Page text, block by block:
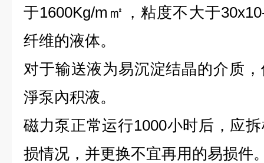
于1600Kg/m㎡，粘度不大于
纤维的液体。
对于输送液为易沉淀结晶的介质
淨泵內积液。
磁力泵正常运行1000小时后，应
损情况，并更换不宜再用的易损件